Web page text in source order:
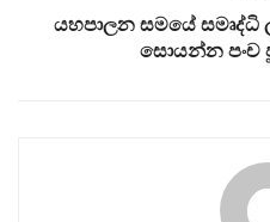
යහපාලන සමයේ සමෘද්ධි
සොයන්න පංච